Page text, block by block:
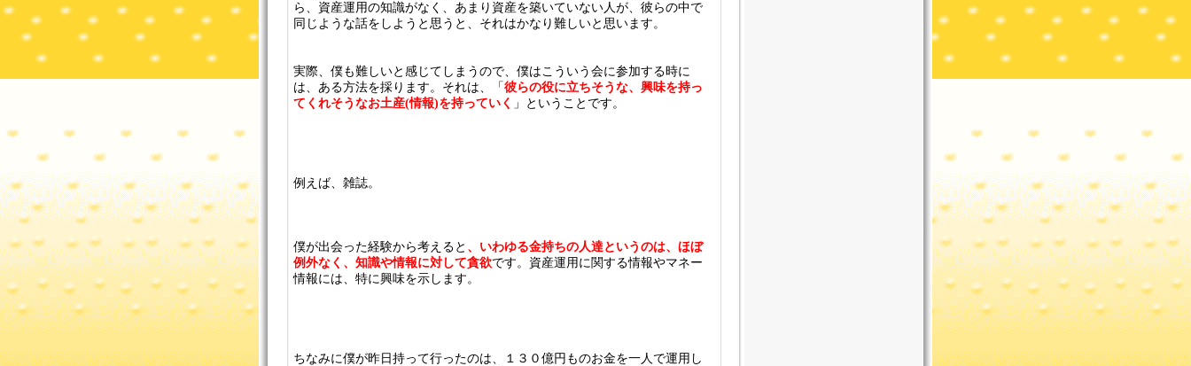
ら、資産運用の知識がなく、あまり資産を築いていない人が、彼らの中で
同じような話をしようと思うと、それはかなり難しいと思います。
実際、僕も難しいと感じてしまうので、僕はこういう会に参加する時に
は、ある方法を採ります。それは、「 彼らの役に立ちそうな、興味を持っ
てくれそうなお土産(情報)を持っていく 」ということです。
例えば、雑誌。
僕が出会った経験から考えると 、いわゆる金持ちの人達というのは、ほぼ
例外なく、知識や情報に対して貪欲です。資産運用に関する情報やマネー
情報には、特に興味を示します。
ちなみに僕が昨日持って行ったのは、１３０億円ものお金を一人で運用し